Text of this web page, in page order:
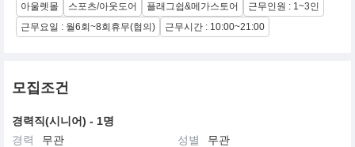
아울렛몰 스포츠/아웃도어 플래그쉽&메가스토어
근무인원 : 1~3인
근무요일 : 월6회~8회휴무(협의)
근무시간 : 10:00~21:00
모집조건
경력직(시니어) - 1명
경력
무관 성별
무관